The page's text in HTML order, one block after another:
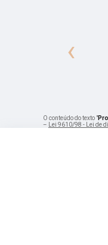
‹
O conteúdo do texto "
– Lei 9610/98 - Lei de